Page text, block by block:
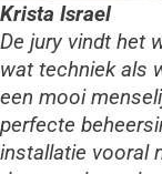
Krista Israel
De jury vindt het
wat techniek als
een mooi
perfecte
installatie vooral